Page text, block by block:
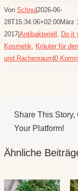
Von Schnu|2026-06-
28T15:34:06+02:00März
2017|Antibakteriell Do it
Kosmetik
Kräuter für
und Rachenraum|0
Share This Story,
Your Platform!
Ähnliche